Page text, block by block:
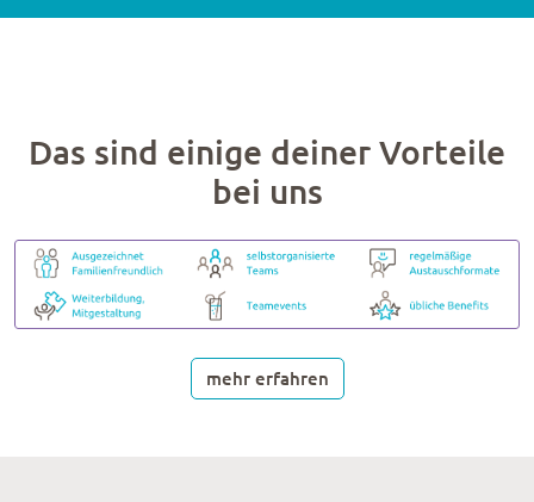
Das sind einige deiner Vorteile
bei uns
mehr erfahren